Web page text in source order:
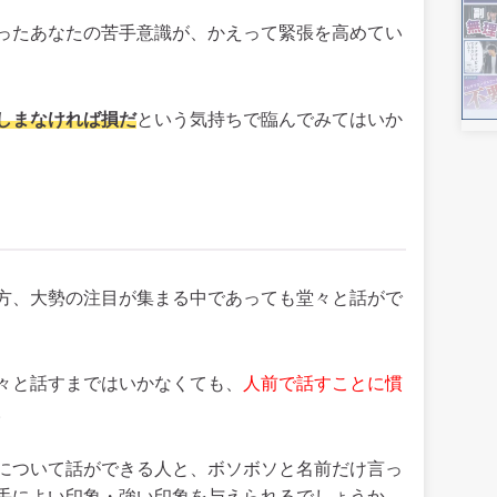
あなたの苦手意識が、かえって緊張を高めてい
まなければ損だという気持ちで臨んでみてはいか
、大勢の注目が集まる中であっても堂々と話がで
話すまではいかなくても、
人前で話すことに慣
いて話ができる人と、ボソボソと名前だけ言っ